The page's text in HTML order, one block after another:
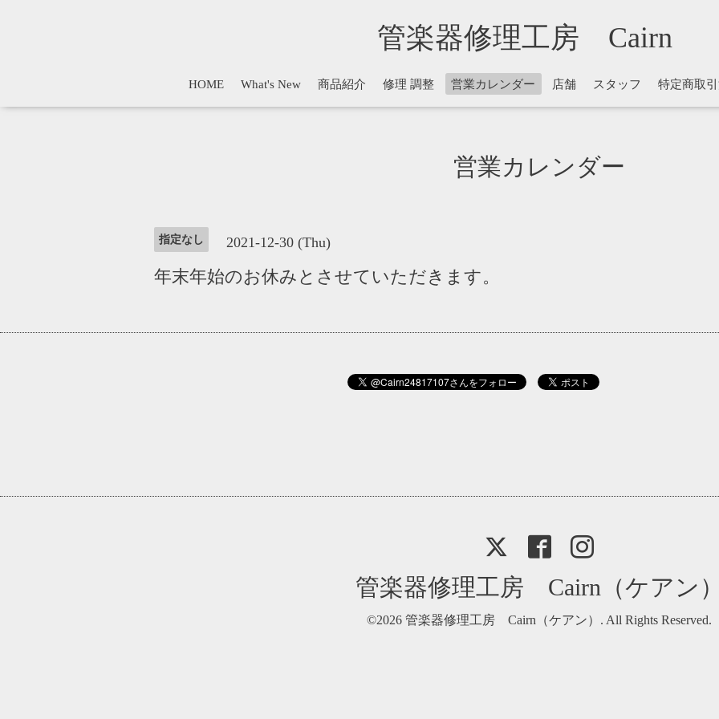
管楽器修理工房 Cairn
HOME What's New 商品紹介 修理 調整 営業カレンダー 店舗 スタッフ 特定商取
営業カレンダー
指定なし 2021-12-30 (Thu)
年末年始のお休みとさせていただきます。
管楽器修理工房 Cairn（ケアン
©2026 管楽器修理工房 Cairn（ケアン） . All Rights Reserved.